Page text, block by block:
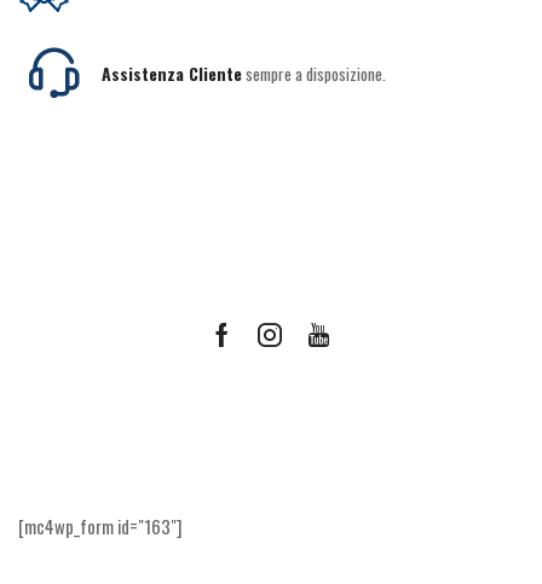
Assistenza Clientesempre a disposizione.
FacebookInstagramYoutube
[mc4wp_form id="163"]